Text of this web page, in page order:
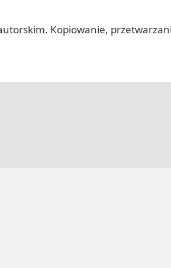
Kopiowanie,